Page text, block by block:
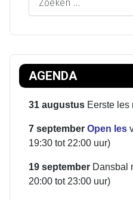
AGENDA
31 augustus Eerste les
7 september Open les
19:30 tot 22:00 uur)
19 september Dansbal
20:00 tot 23:00 uur)